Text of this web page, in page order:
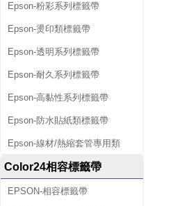
Epson-粉彩系列標籤帶
Epson-燙印類標籤帶
Epson-透明系列標籤帶
Epson-耐久系列標籤帶
Epson-高黏性系列標籤帶
Epson-防水貼紙類標籤帶
Epson-線材/熱縮套管專用類
Color24相容標籤帶
EPSON-相容標籤帶